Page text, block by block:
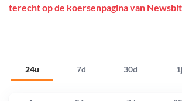
24u 7d 30d 1j
terecht op de koersenpaginavan